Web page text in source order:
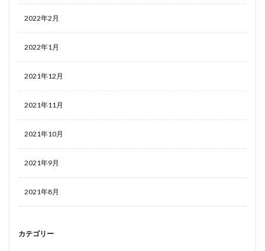
2022年2月
2022年1月
2021年12月
2021年11月
2021年10月
2021年9月
2021年8月
カテゴリー